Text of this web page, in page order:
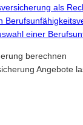
als
einer
Angebote